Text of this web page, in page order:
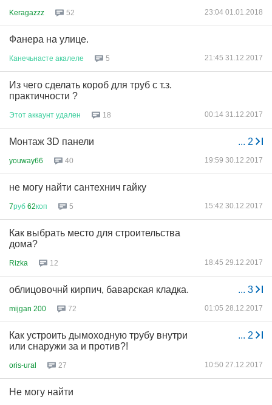
Keragazzz 52 23:04 01.01.2018
Фанера на улице.
Канечьнасте акалеле 5 21:45 31.12.2017
Из чего сделать короб для труб с т.з.
практичности ?
Этот аккаунт удален 18 00:14 31.12.2017
... 2
Монтаж 3D панели
youway66 40 19:59 30.12.2017
не могу найти сантехнич гайку
7руб 62коп 5 15:42 30.12.2017
Как выбрать место для строительства
дома?
Rizka 12 18:45 29.12.2017
... 3
облицовочнй кирпич, баварская кладка.
mijgan 200 72 01:05 28.12.2017
... 2
Как устроить дымоходную трубу внутри
или снаружи за и против?!
oris-ural 27 10:50 27.12.2017
Не могу найти